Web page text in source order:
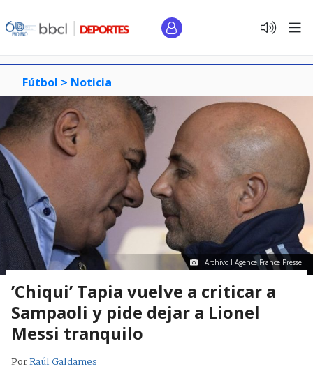
Fútbol > Noticia
Archivo I Agence France Presse
’Chiqui’ Tapia vuelve a criticar a
Sampaoli y pide dejar a Lionel
Messi tranquilo
PorRaúl Galdames